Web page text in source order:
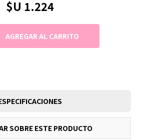
$U 1.224
SOBRE ESTE PRODUCTO